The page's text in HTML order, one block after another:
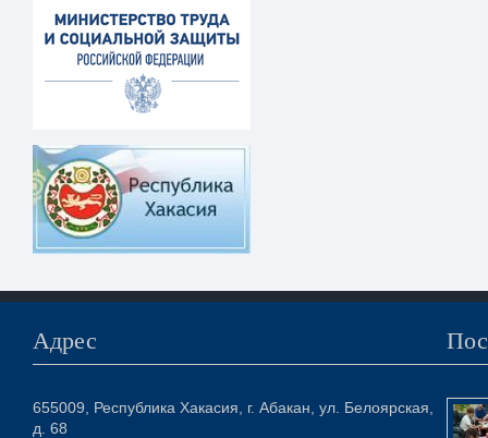
Адрес
655009, Республика Хакасия, г. Абакан, ул. Белоярская,
д. 68